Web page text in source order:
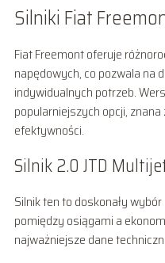
Silniki Fiat
Fiat Freemont oferuje
napędowych, co pozwala na
indywidualnych potrzeb.
popularniejszych opcji,
efektywności.
Silnik 2.0 JTD
Silnik ten to doskonały
pomiędzy osiągami a
najważniejsze dane